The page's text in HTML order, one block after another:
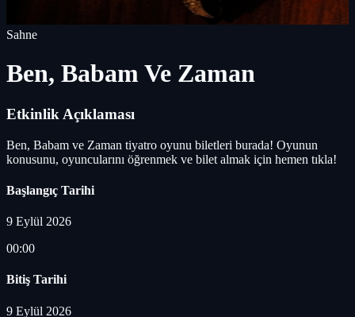
Sahne
Ben, Babam Ve Zaman
Etkinlik Açıklaması
Ben, Babam ve Zaman tiyatro oyunu biletleri burada! Oyunun
konusunu, oyuncularını öğrenmek ve bilet almak için hemen tıkla!
Başlangıç Tarihi
9 Eylül 2026
00:00
Bitiş Tarihi
9 Eylül 2026